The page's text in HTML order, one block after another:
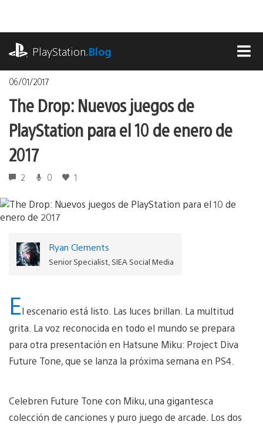
contenido
PlayStation.Blog
06/01/2017
The Drop: Nuevos juegos de
PlayStation para el 10 de enero de
2017
2 0 1
Ryan Clements
Senior Specialist, SIEA Social Media
El escenario está listo. Las luces brillan. La multitud
grita. La voz reconocida en todo el mundo se prepara
para otra presentación en Hatsune Miku: Project Diva
Future Tone, que se lanza la próxima semana en PS4.
Celebren Future Tone con Miku, una gigantesca
colección de canciones y puro juego de arcade. Los dos